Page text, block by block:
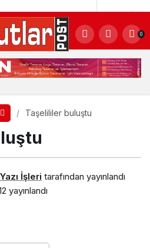
0
Taşelililer buluştu
İşleri tarafından yayınlandı
yayınlandı
Yorum Yap